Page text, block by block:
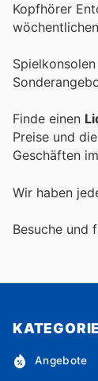
Kopfhörer
Finde einen
Preise und
Geschäften
Wir haben
Besuche und
Angebote